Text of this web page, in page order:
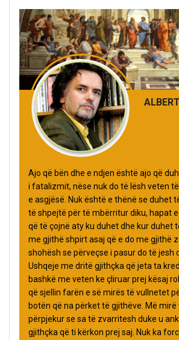
Ajo që bën dhe e ndjen është ajo që
i fatalizmit, nëse nuk do të lësh veten
e asgjësë. Nuk është e thënë se duhet
të shpejtë për të mbërritur diku, hapat
që të çojnë aty ku duhet dhe kur duhet
me gjithë shpirt asaj që e do me gjithë
shohësh se përveçse i pasur do të jesh
Ushqeje me dritë gjithçka që jeta ta
bashkë me veten ke çliruar prej kësaj
që sjellin farën e së mirës të vullnetet
botën që na përket të gjithëve. Më mirë
përpjekur se sa të zvarritesh duke u
gjithçka që ti kërkon prej saj. Nuk ka